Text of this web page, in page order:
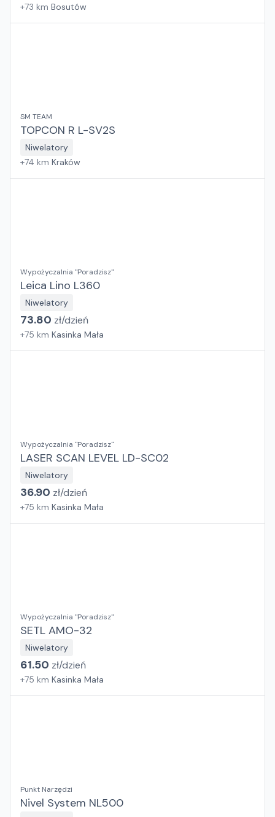
+73 km Bosutów
SM TEAM
TOPCON R L-SV2S
Niwelatory
+74 km Kraków
Wypożyczalnia "Poradzisz"
Leica Lino L360
Niwelatory
73.80 zł/dzień
+75 km Kasinka Mała
Wypożyczalnia "Poradzisz"
LASER SCAN LEVEL LD-SC02
Niwelatory
36.90 zł/dzień
+75 km Kasinka Mała
Wypożyczalnia "Poradzisz"
SETL AMO-32
Niwelatory
61.50 zł/dzień
+75 km Kasinka Mała
Punkt Narzędzi
Nivel System NL500